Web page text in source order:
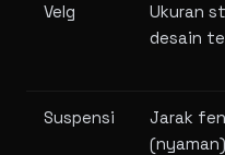
Velg
Ukuran
desain
Suspensi
Jarak
(nyaman)